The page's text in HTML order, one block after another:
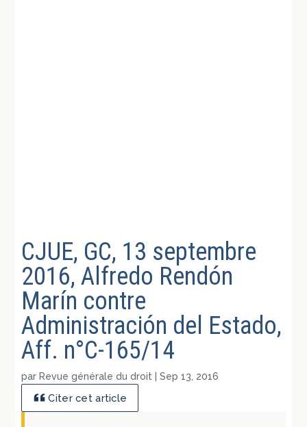
CJUE, GC, 13 septembre
2016, Alfredo Rendón
Marín contre
Administración del Estado,
Aff. n°C-165/14
par Revue générale du droit |Sep 13, 2016
Citer cet article